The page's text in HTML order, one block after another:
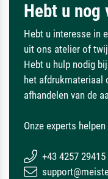
Hebt u nog
Hebt u interesse in
uit ons atelier of
Hebt u hulp nodig
het afdrukmateriaal
afhandelen van de
Onze experts helpen
+43 4257 29415